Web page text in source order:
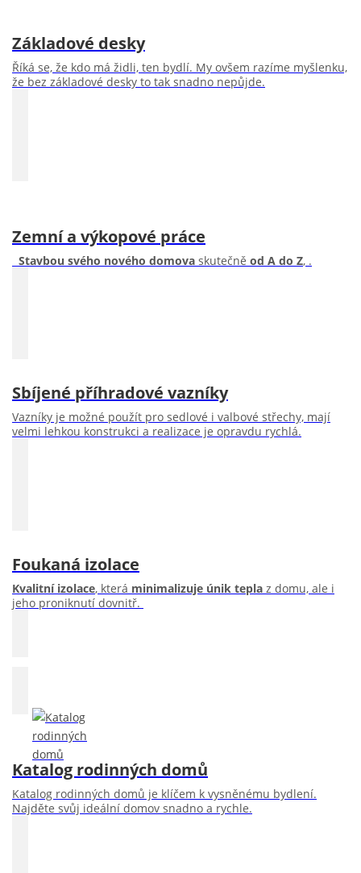
Základové desky
Říká se, že kdo má židli, ten bydlí. My ovšem razíme myšlenku,
že bez základové desky to tak snadno nepůjde.
Zemní a výkopové práce
Stavbou svého nového domova skutečně od A do Z, .
Sbíjené příhradové vazníky
Vazníky je možné použít pro sedlové i valbové střechy, mají
velmi lehkou konstrukci a realizace je opravdu rychlá.
Foukaná izolace
Kvalitní izolace, která minimalizuje únik tepla z domu, ale i
jeho proniknutí dovnitř.
Katalog rodinných domů
Katalog rodinných domů je klíčem k vysněnému bydlení.
Najděte svůj ideální domov snadno a rychle.